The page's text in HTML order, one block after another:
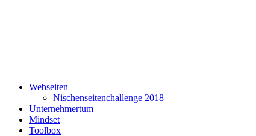
Webseiten
Nischenseitenchallenge 2018
Unternehmertum
Mindset
Toolbox